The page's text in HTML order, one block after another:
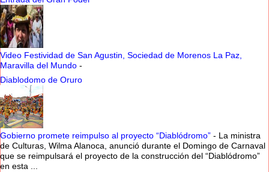
Video Festividad de San Agustin, Sociedad de Morenos La Paz,
Maravilla del Mundo -
Diablodomo de Oruro
Gobierno promete reimpulso al proyecto “Diablódromo” - La ministra
de Culturas, Wilma Alanoca, anunció durante el Domingo de Carnaval
que se reimpulsará el proyecto de la construcción del “Diablódromo”
en esta ...